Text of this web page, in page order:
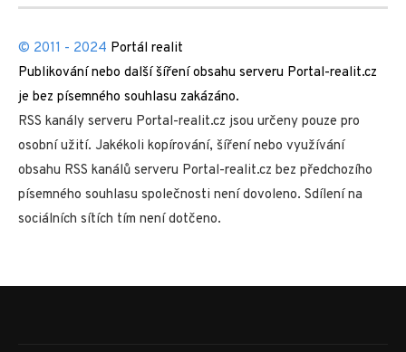
Publikování nebo další šíření obsahu serveru Portal-realit.cz
je bez písemného souhlasu zakázáno.
RSS kanály serveru Portal-realit.cz jsou určeny pouze pro
osobní užití. Jakékoli kopírování, šíření nebo využívání
obsahu RSS kanálů serveru Portal-realit.cz bez předchozího
písemného souhlasu společnosti není dovoleno. Sdílení na
sociálních sítích tím není dotčeno.